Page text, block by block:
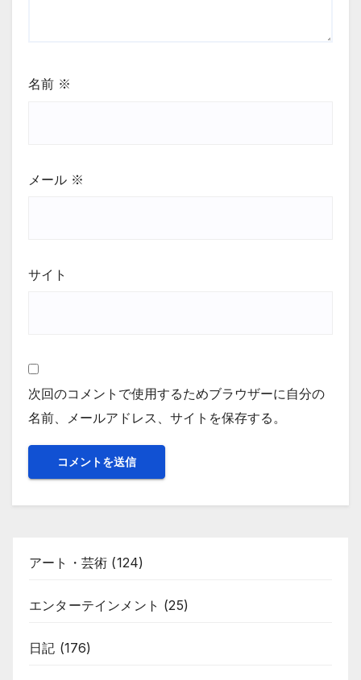
名前 ※
メール ※
サイト
次回のコメントで使用するためブラウザーに自分の
名前、メールアドレス、サイトを保存する。
アート・芸術 (124)
エンターテインメント (25)
日記 (176)